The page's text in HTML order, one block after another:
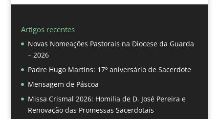
Artigos recentes
Novas Nomeações Pastorais na Diocese da Guarda
– 2026
Padre Hugo Martins: 17º aniversário de Sacerdote
Mensagem de Páscoa
Missa Crismal 2026: Homilia de D. José Pereira e
Renovação das Promessas Sacerdotais